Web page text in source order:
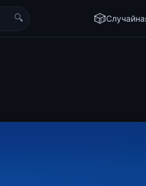
🔍 🎲